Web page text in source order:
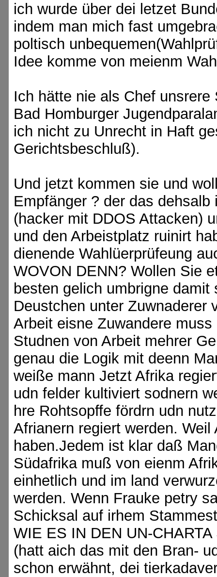
ich wurde über dei letzet
indem man mich fast
poltisch
Idee komme von meienm
Ich hätte nie als Chef
Bad Homburger
ich nicht zu Unrecht in Haft
Gerichtsbeschluß).
Und jetzt kommen sie und
Empfänger ? der das
(hacker mit DDOS Attacken)
und den Arbeistplatz ruinirt
dienende Wahlüerprüfeung
WOVON DENN? Wollen Sie
besten gelich umbrigne
Deustchen unter Zuwnaderer
Arbeit eisne Zuwandere
Studnen von Arbeit mehrer
genau die Logik mit deenn
weiße mann Jetzt Afrika
udn felder kultiviert sodnern
hre Rohtsopffe fördrn udn
Afrianern regiert werden.
haben.Jedem ist klar daß
Südafrika muß von eienm
einhetlich und im land
werden. Wenn Frauke petry
Schicksal auf irhem
WIE ES IN DEN UN-
(hatt aich das mit den Bran-
schon erwähnt, dei